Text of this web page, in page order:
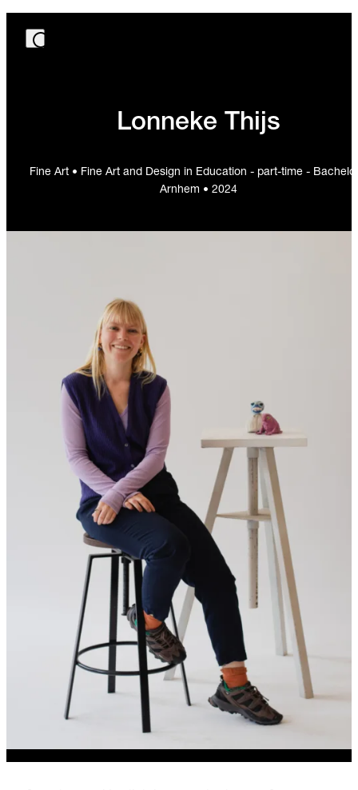
Lonneke Thijs
Fine Art • Fine Art and Design in Education - part-time -
Arnhem • 2024